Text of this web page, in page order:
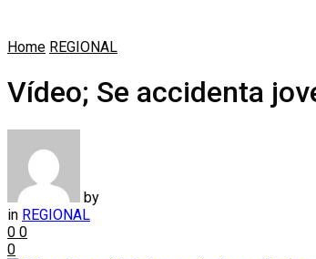
Home REGIONAL
Vídeo; Se accidenta
by
in REGIONAL
0 0
0